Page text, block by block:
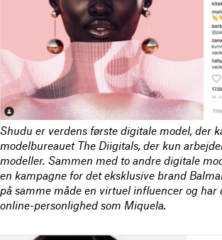
Shudu er verdens første digitale model, der
modelbureauet The Diigitals, der kun
modeller. Sammen med to andre digitale
en kampagne for det eksklusive brand
på samme måde en virtuel influencer og har
online-personlighed som Miquela.